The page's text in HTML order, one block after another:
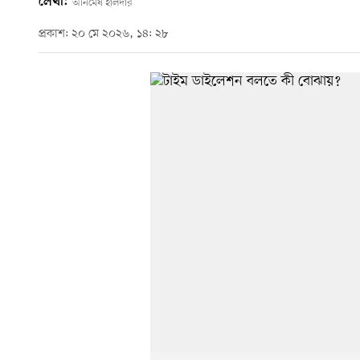
অনিমেষ হালদার
প্রকাশ: ২০ মে ২০২৬, ১৪: ২৮